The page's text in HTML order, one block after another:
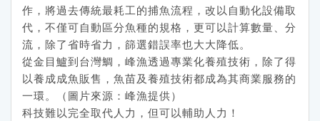
作，將過去傳統最耗工的捕魚流程，改以自動化設備取
代，不僅可自動區分魚種的規格，更可以計算數量、分
流，除了省時省力，篩選錯誤率也大大降低。
從金目鱸到台灣鯛，峰漁透過專業化養殖技術，除了得
以養成成魚販售，魚苗及養殖技術都成為其商業服務的
一環。（圖片來源：峰漁提供）
科技難以完全取代人力，但可以輔助人力！